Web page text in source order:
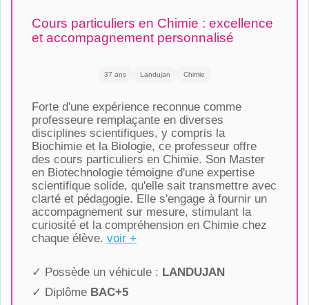
Cours particuliers en Chimie : excellence
et accompagnement personnalisé
37 ans Landujan Chimie
Forte d'une expérience reconnue comme
professeure remplaçante en diverses
disciplines scientifiques, y compris la
Biochimie et la Biologie, ce professeur offre
des cours particuliers en Chimie. Son Master
en Biotechnologie témoigne d'une expertise
scientifique solide, qu'elle sait transmettre avec
clarté et pédagogie. Elle s'engage à fournir un
accompagnement sur mesure, stimulant la
curiosité et la compréhension en Chimie chez
chaque élève. voir +
✓ Possède un véhicule : LANDUJAN
✓ Diplôme BAC+5